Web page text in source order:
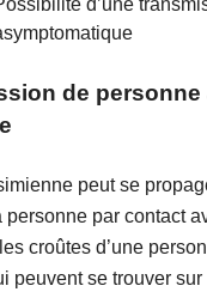
d’une
de personne
peut se
personne par contact
croûtes d’une
peuvent se trouver